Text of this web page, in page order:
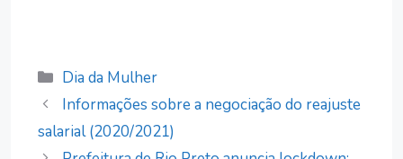
Categorias
Dia da Mulher
Informações sobre a negociação do reajuste
salarial (2020/2021)